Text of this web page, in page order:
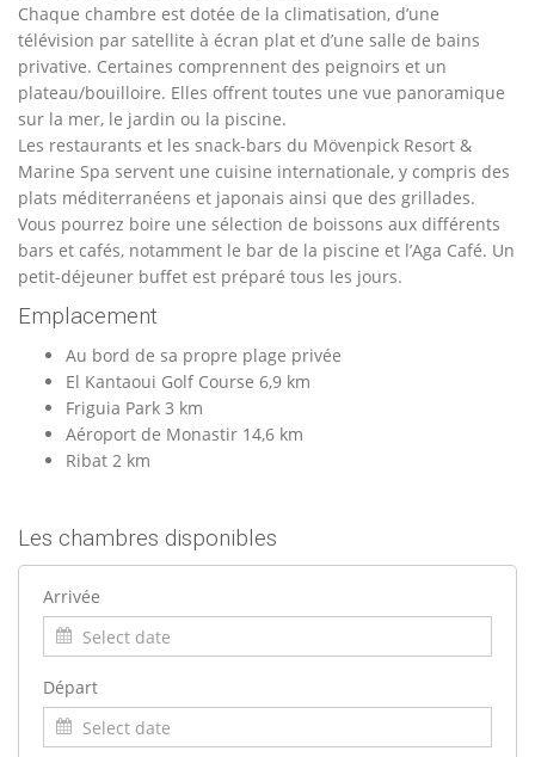
Chaque chambre est dotée de la climatisation, d’une
télévision par satellite à écran plat et d’une salle de bains
privative. Certaines comprennent des peignoirs et un
plateau/bouilloire. Elles offrent toutes une vue panoramique
sur la mer, le jardin ou la piscine.
Les restaurants et les snack-bars du Mövenpick Resort &
Marine Spa servent une cuisine internationale, y compris des
plats méditerranéens et japonais ainsi que des grillades.
Vous pourrez boire une sélection de boissons aux différents
bars et cafés, notamment le bar de la piscine et l’Aga Café. Un
petit-déjeuner buffet est préparé tous les jours.
Emplacement
Au bord de sa propre plage privée
El Kantaoui Golf Course 6,9 km
Friguia Park 3 km
Aéroport de Monastir 14,6 km
Ribat 2 km
Les chambres disponibles
Arrivée
Départ